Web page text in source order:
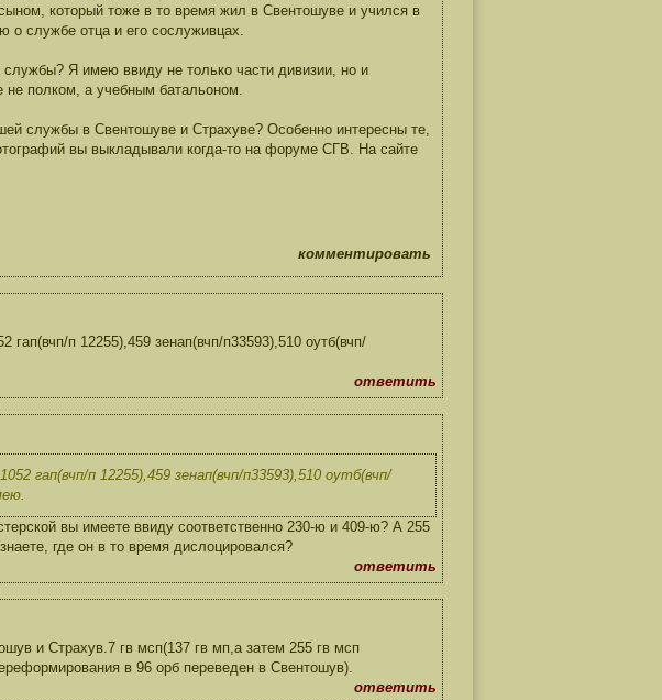
который тоже в то время жил в Свентошуве и учился в
службе отца и его сослуживцах.
Я имею ввиду не только части дивизии, но и
не полком, а учебным батальоном.
службы в Свентошуве и Страхуве? Особенно интересны те,
вы выкладывали когда-то на форуме СГВ. На сайте
комментировать
п 12255),459 зенап(вчп/п33593),510 оутб(вчп/
ответить
гап(вчп/п 12255),459 зенап(вчп/п33593),510 оутб(вчп/
вы имеете ввиду соответственно 230-ю и 409-ю? А 255
где он в то время дислоцировался?
ответить
и Страхув.7 гв мсп(137 гв мп,а затем 255 гв мсп
в 96 орб переведен в Свентошув).
ответить